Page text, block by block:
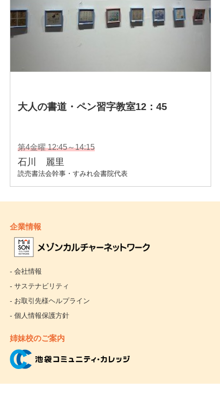
企業情報
- 会社情報
- サステナビリティ
- お取引先様ヘルプライン
- 個人情報保護方針
姉妹校のご案内